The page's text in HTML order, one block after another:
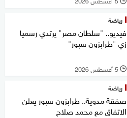
رياضة
فيديو.. "سلطان مصر" يرتدي رسميا
زي "طرابزون سبور"
l 5 أغسطس 2026
رياضة
صفقة مدوية.. طرابزون سبور يعلن
الاتفاق مع محمد صلاح